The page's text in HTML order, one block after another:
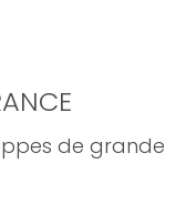
de grande